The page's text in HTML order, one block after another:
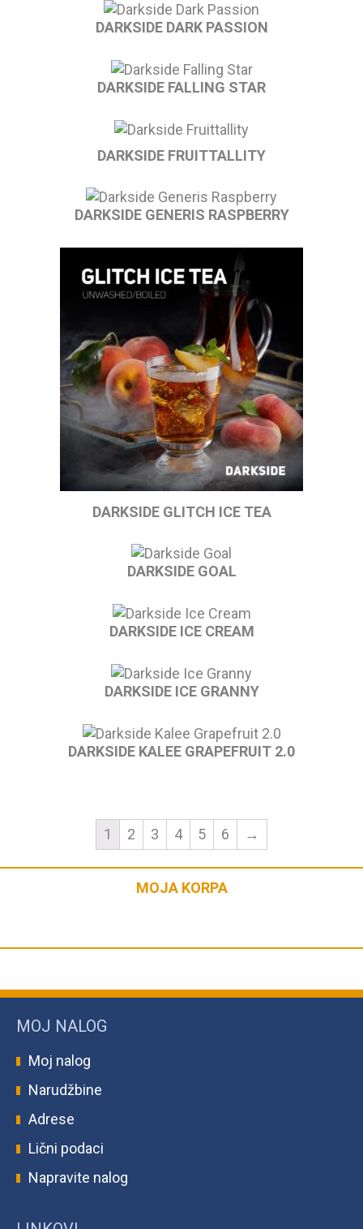
DARKSIDE DARK PASSION
DARKSIDE FALLING STAR
DARKSIDE FRUITTALLITY
DARKSIDE GENERIS RASPBERRY
DARKSIDE GLITCH ICE TEA
DARKSIDE GOAL
DARKSIDE ICE CREAM
DARKSIDE ICE GRANNY
DARKSIDE KALEE GRAPEFRUIT 2.0
1 2 3 4 5 6 →
MOJA KORPA
MOJ NALOG
Moj nalog
Narudžbine
Adrese
Lični podaci
Napravite nalog